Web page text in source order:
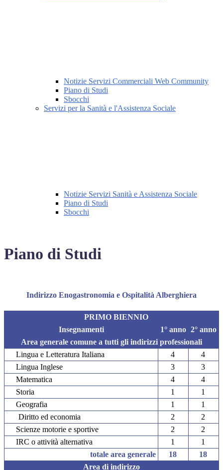
Notizie Servizi Commerciali Web Community
Piano di Studi
Sbocchi
Servizi per la Sanità e l'Assistenza Sociale
Notizie Servizi Sanità e Assistenza Sociale
Piano di Studi
Sbocchi
Piano di Studi
Indirizzo Enogastronomia e Ospitalità Alberghiera
PRIMO BIENNIO
Insegnamenti
1° anno 2° anno
Area generale comune a tutti gli indirizzi professionali
Lingua e Letteratura Italiana
4
4
Lingua Inglese
3
3
Matematica
4
4
Storia
1
1
Geografia
1
1
Diritto ed economia
2
2
Scienze motorie e sportive
2
2
IRC o attività alternativa
1
1
totale area generale
18
18
Area di indirizzo